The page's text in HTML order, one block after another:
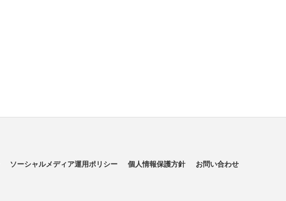
ソーシャルメディア運用ポリシー 個人情報保護方針 お問い合わせ